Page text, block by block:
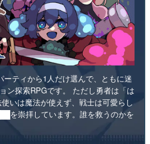
ーティから1人だけ選んで、ともに迷
ン探索RPGです。 ただし勇者は「は
いは魔法が使えず、戦士は可愛らし
を崇拝しています。誰を救うのかを